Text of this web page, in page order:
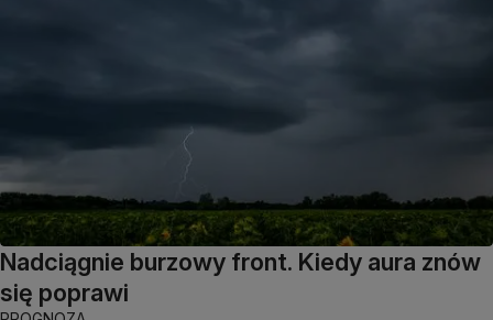
Nadciągnie burzowy front. Kiedy aura znów
się poprawi